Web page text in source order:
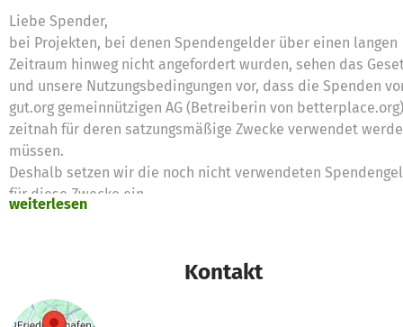
Liebe Spender,
bei Projekten, bei denen Spendengelder über einen langen
Zeitraum hinweg nicht angefordert wurden, sehen das
und unsere Nutzungsbedingungen vor, dass die Spenden
gut.org gemeinnützigen AG (Betreiberin von betterplace.org)
zeitnah für deren satzungsmäßige Zwecke verwendet
müssen.
Deshalb setzen wir die noch nicht verwendeten
für diese Zwecke ein
weiterlesen
Kontakt